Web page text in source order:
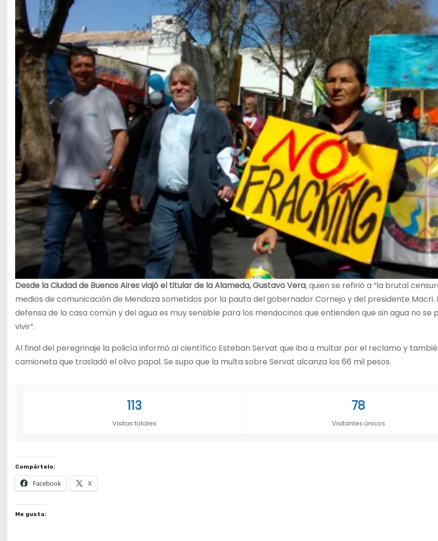
Desde la Ciudad de Buenos Aires viajó el titular de la Alameda, Gustavo Vera, quien se refirió a “la brutal
medios de comunicación de Mendoza sometidos por la pauta del gobernador Cornejo y del presidente Macri.
defensa de la casa común y del agua es muy sensible para los mendocinos que entienden que sin agua no se
vivir”.
Al final del peregrinaje la policía informó al científico Esteban Servat que iba a multar por el reclamo y
camioneta que trasladó el olivo papal. Se supo que la multa sobre Servat alcanza los 66 mil pesos.
113
Visitas totales
78
Visitantes únicos
Compártelo:
Facebook X
Me gusta: